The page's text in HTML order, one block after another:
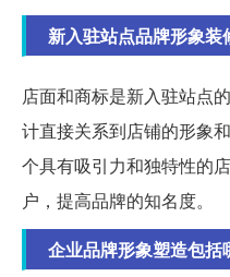
新入驻站点品牌形象装
店面和商标是新入驻站点
计直接关系到店铺的形象
个具有吸引力和独特性的
户，提高品牌的知名度。
企业品牌形象塑造包括